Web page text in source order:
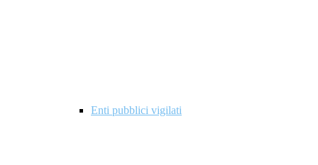
Enti pubblici vigilati